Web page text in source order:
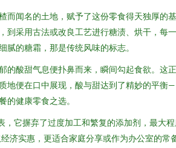
而闻名的土地，赋予了这份零食得天独厚
到采用古法或改良工艺进行糖渍、烘干，
腻的糖霜，那是传统风味的标志。
的酸甜气息便扑鼻而来，瞬间勾起食欲。这
地便在口中展现，酸与甜达到了精妙的平
的健康零食之选。
，它摒弃了过度加工和繁复的添加剂，最
济实惠，更适合家庭分享或作为办公室的